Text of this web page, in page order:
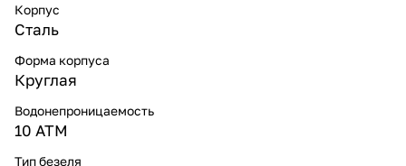
Корпус
Сталь
Форма корпуса
Круглая
Водонепроницаемость
10 ATM
Тип безеля